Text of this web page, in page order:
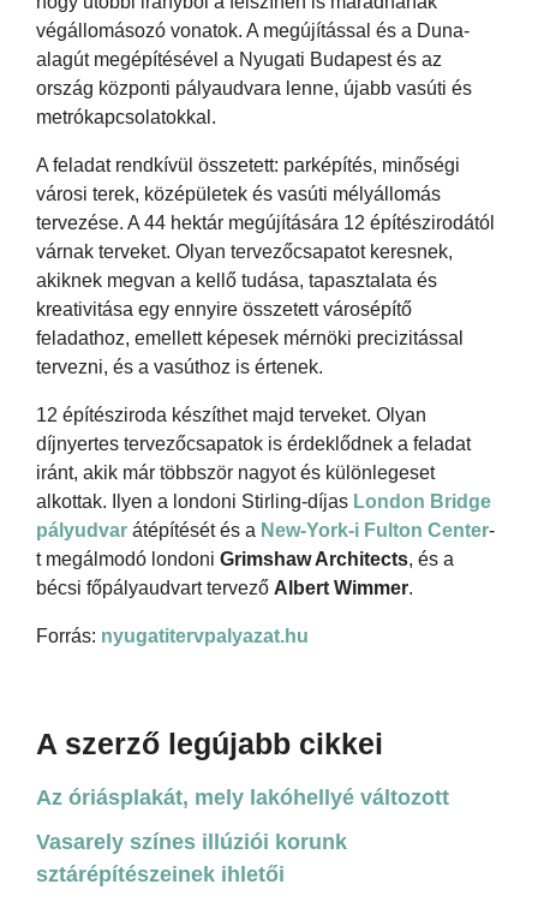
végállomásozó vonatok. A megújítással és a Duna-
alagút megépítésével a Nyugati Budapest és az
ország központi pályaudvara lenne, újabb vasúti és
metrókapcsolatokkal.
A feladat rendkívül összetett: parképítés, minőségi
városi terek, középületek és vasúti mélyállomás
tervezése. A 44 hektár megújítására 12 építészirodától
várnak terveket. Olyan tervezőcsapatot keresnek,
akiknek megvan a kellő tudása, tapasztalata és
kreativitása egy ennyire összetett városépítő
feladathoz, emellett képesek mérnöki precizitással
tervezni, és a vasúthoz is értenek.
12 építésziroda készíthet majd terveket. Olyan
díjnyertes tervezőcsapatok is érdeklődnek a feladat
iránt, akik már többször nagyot és különlegeset
alkottak. Ilyen a londoni Stirling-díjas London Bridge
pályudvar átépítését és a New-York-i Fulton Center-
t megálmodó londoni Grimshaw Architects, és a
bécsi főpályaudvart tervező Albert Wimmer.
Forrás: nyugatitervpalyazat.hu
A szerző legújabb cikkei
Az óriásplakát, mely lakóhellyé változott
Vasarely színes illúziói korunk
sztárépítészeinek ihletői